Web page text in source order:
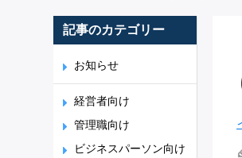
記事のカテゴリー
お知らせ
経営者向け
管理職向け
ビジネスパーソン向け